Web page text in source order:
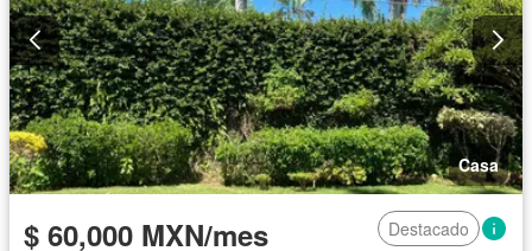
Casa
$ 60,000 MXN/mes
Destacado